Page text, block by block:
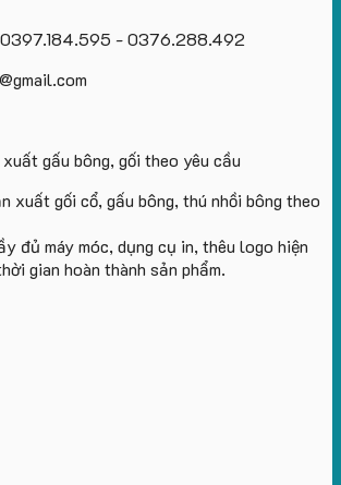
0397.184.595 - 0376.288.492
xuất gối cổ, gấu bông, thú nhồi bông theo
đủ máy móc, dụng cụ in, thêu logo hiện
gian hoàn thành sản phẩm.